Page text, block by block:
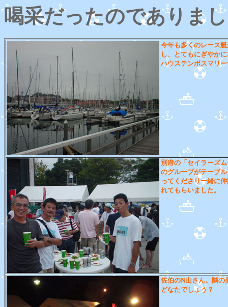
喝采だったのでありま
今年も多くのレース
し、とてもにぎやか
ハウステンボスマリ
別府の「セイラーズ
のグループがテーブ
ってくださり一緒に
れてもらいました。
佐伯のN山さん。隣の
どなたでしょう？